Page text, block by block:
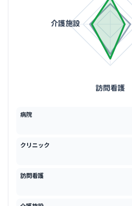
訪問看護
介護施設
病院
クリニック
訪問看護